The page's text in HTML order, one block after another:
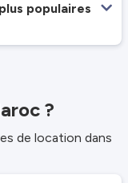
populaires
?
de location dans